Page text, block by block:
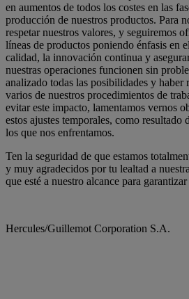
en aumentos de todos los costes en las
producción de nuestros productos. Para
respetar nuestros valores, y seguiremos
líneas de productos poniendo énfasis en
calidad, la innovación continua y
nuestras operaciones funcionen sin
analizado todas las posibilidades y haber
varios de nuestros procedimientos de
evitar este impacto, lamentamos vernos
estos ajustes temporales, como resultado
los que nos enfrentamos.
Ten la seguridad de que estamos
y muy agradecidos por tu lealtad a
que esté a nuestro alcance para
Hercules/Guillemot Corporation S.A.